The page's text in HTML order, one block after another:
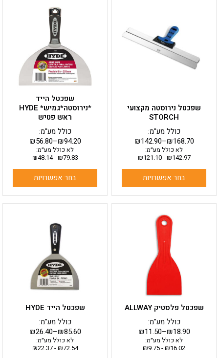
שפכטל נירוסטה מקצועי
STORCH
₪142.90–₪168.70
כולל מע"מ:
לא כולל מע״מ:
₪142.97
-
₪121.10
בחר אפשרויות
סוגים.
ניתן
שפכטל הייד
*נירוסטה*גמיש* HYDE
ראש פטיש
₪56.80–₪94.20
כולל מע"מ:
לא כולל מע״מ:
₪79.83
-
₪48.14
בחר אפשרויות
זה
יש
מספר
סוגים.
ניתן
לבחור
את
האפשרויות
המוצר
שפכטל פלסטיק ALLWAY
₪11.50–₪18.90
כולל מע"מ:
לא כולל מע״מ:
₪16.02
-
₪9.75
זה
יש
מספר
סוגים.
ניתן
לבחור
האפשרויות
המוצר
שפכטל הייד HYDE
₪26.40–₪85.60
כולל מע"מ:
לא כולל מע״מ:
₪72.54
-
₪22.37
יש
מספר
סוגים.
ניתן
לבחור
את
האפשרויות
המוצר